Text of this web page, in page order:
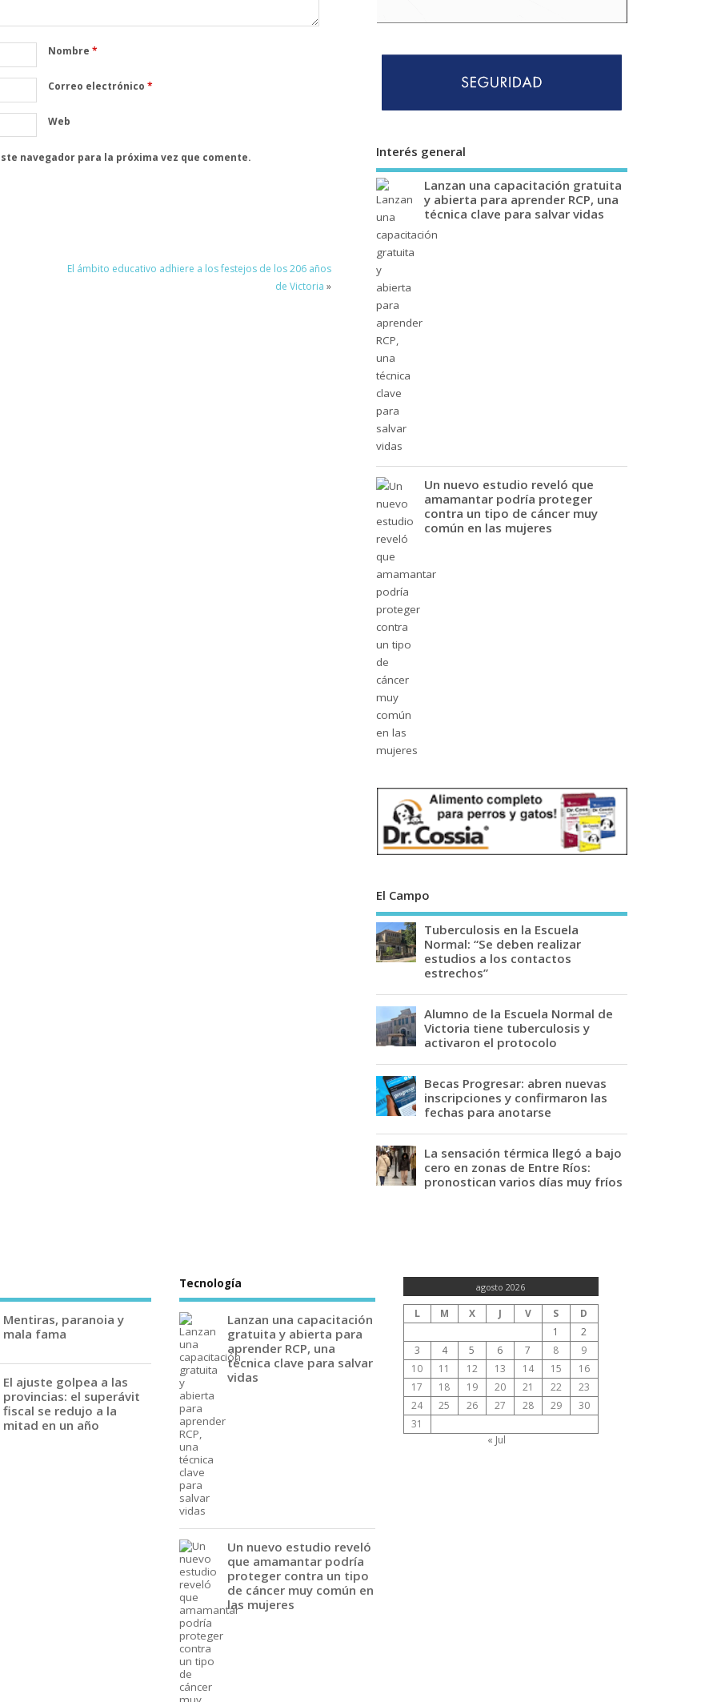
Nombre *
Correo electrónico *
Web
navegador para la próxima vez que comente.
El ámbito educativo adhiere a los festejos de los 206 años
de Victoria »
Interés general
Lanzan una capacitación gratuita
y abierta para aprender RCP, una
técnica clave para salvar vidas
Un nuevo estudio reveló que
amamantar podría proteger
contra un tipo de cáncer muy
común en las mujeres
El Campo
Tuberculosis en la Escuela
Normal: “Se deben realizar
estudios a los contactos
estrechos”
Alumno de la Escuela Normal de
Victoria tiene tuberculosis y
activaron el protocolo
Becas Progresar: abren nuevas
inscripciones y confirmaron las
fechas para anotarse
La sensación térmica llegó a bajo
cero en zonas de Entre Ríos:
pronostican varios días muy fríos
Mentiras, paranoia y
mala fama
El ajuste golpea a las
provincias: el superávit
fiscal se redujo a la
mitad en un año
Tecnología
Lanzan una capacitación
gratuita y abierta para
aprender RCP, una
técnica clave para salvar
vidas
Un nuevo estudio reveló
que amamantar podría
proteger contra un tipo
de cáncer muy común en
las mujeres
agosto 2026
L M X J V S
D
1
2
3
4 5 6 7 8
9
10
11 12 13 14 15
16
17
18 19 20 21 22
23
24
25 26 27 28 29
30
31
« Jul